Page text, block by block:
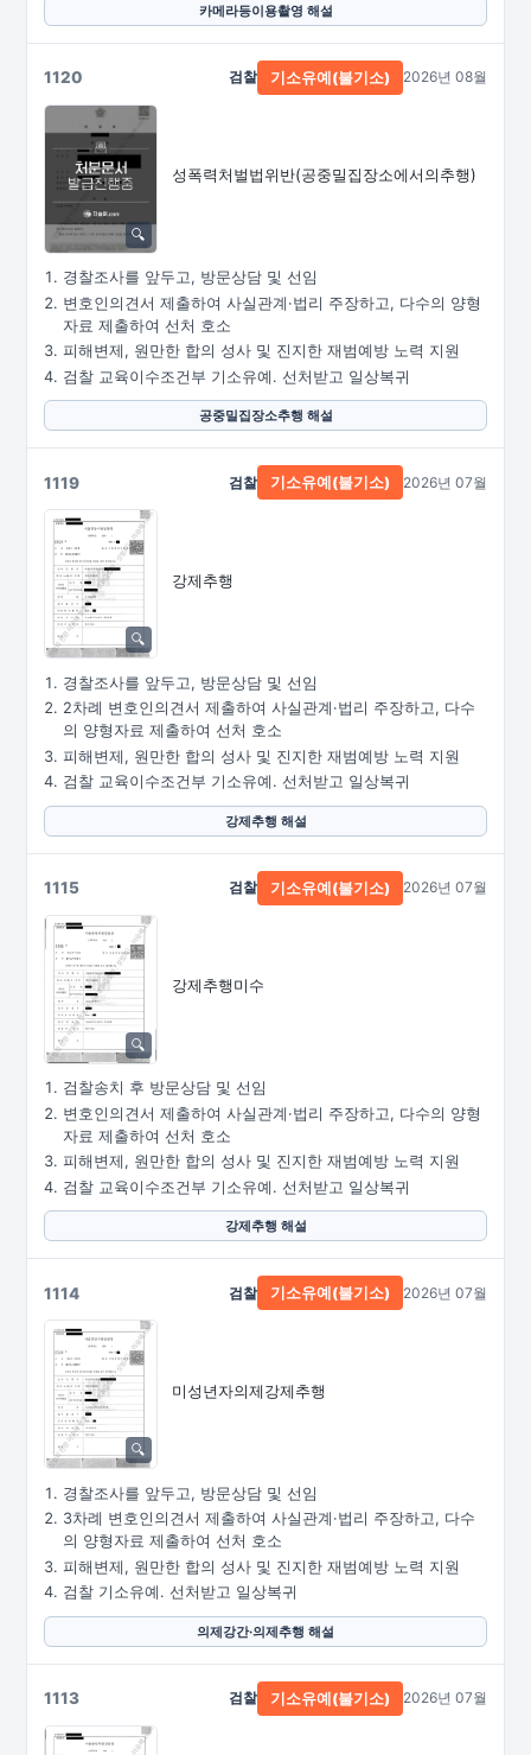
카메라등이용촬영 해설
1120
성폭력처벌법위반(공중밀집장소에서의추행)
검찰 기소유예(불기소) 2026년 08월
경찰조사를 앞두고, 방문상담 및 선임
변호인의견서 제출하여 사실관계·법리 주장하고, 다수의 양형
자료 제출하여 선처 호소
피해변제, 원만한 합의 성사 및 진지한 재범예방 노력 지원
검찰 교육이수조건부 기소유예. 선처받고 일상복귀
공중밀집장소추행 해설
1119
강제추행
검찰 기소유예(불기소) 2026년 07월
경찰조사를 앞두고, 방문상담 및 선임
2차례 변호인의견서 제출하여 사실관계·법리 주장하고, 다수
의 양형자료 제출하여 선처 호소
피해변제, 원만한 합의 성사 및 진지한 재범예방 노력 지원
검찰 교육이수조건부 기소유예. 선처받고 일상복귀
강제추행 해설
1115
강제추행미수
검찰 기소유예(불기소) 2026년 07월
검찰송치 후 방문상담 및 선임
변호인의견서 제출하여 사실관계·법리 주장하고, 다수의 양형
자료 제출하여 선처 호소
피해변제, 원만한 합의 성사 및 진지한 재범예방 노력 지원
검찰 교육이수조건부 기소유예. 선처받고 일상복귀
강제추행 해설
1114
미성년자의제강제추행
검찰 기소유예(불기소) 2026년 07월
경찰조사를 앞두고, 방문상담 및 선임
3차례 변호인의견서 제출하여 사실관계·법리 주장하고, 다수
의 양형자료 제출하여 선처 호소
피해변제, 원만한 합의 성사 및 진지한 재범예방 노력 지원
검찰 기소유예. 선처받고 일상복귀
의제강간·의제추행 해설
1113 검찰 기소유예(불기소) 2026년 07월